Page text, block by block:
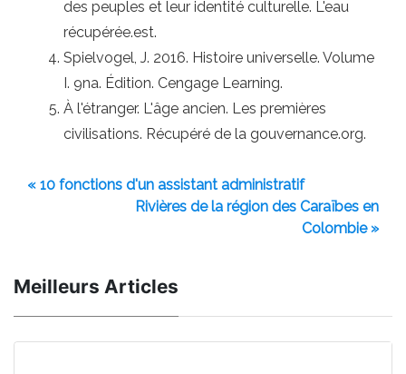
des peuples et leur identité culturelle. L'eau
récupérée.est.
Spielvogel, J. 2016. Histoire universelle. Volume
I. 9na. Édition. Cengage Learning.
À l'étranger. L'âge ancien. Les premières
civilisations. Récupéré de la gouvernance.org.
« 10 fonctions d'un assistant administratif
Rivières de la région des Caraïbes en
Colombie »
Meilleurs Articles